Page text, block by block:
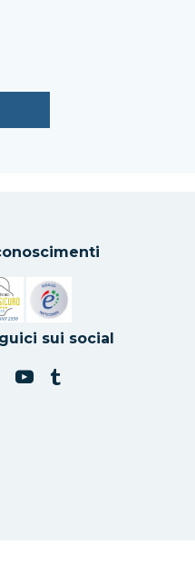
in una nuova scheda
Si apre in una nuova scheda
sui social